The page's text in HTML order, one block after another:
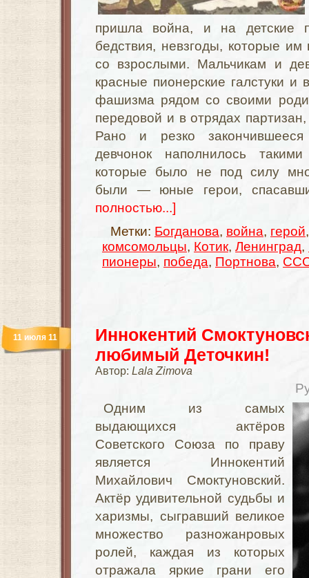
пришла война, и на детские
бедствия, невзгоды, которые
со взрослыми. Мальчикам и
красные пионерские галстуки и
фашизма рядом со своими
передовой и в отрядах
Рано и резко
девчонок наполнилось
которые было не под силу
были — юные герои,
полностью...]
Метки: Богданова, война, герой
комсомольцы, Котик, Ленинград,
пионеры, победа, Портнова,
Иннокентий
любимый Деточкин!
Автор: Lala Zimova
11 июля 11
Одним из самых
выдающихся актёров
Советского Союза по праву
является Иннокентий
Михайлович Смоктуновский.
Актёр удивительной судьбы и
харизмы, сыгравший великое
множество разножанровых
ролей, каждая из которых
отражала яркие грани его